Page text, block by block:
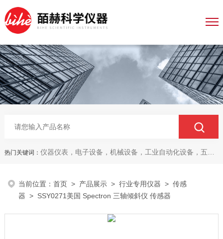
热门关键词： 仪器仪表，电子设备，机械设备，工业自动化设备，五金产品，电线电缆，金属材料，电子
当前位置：首页 > 产品展示 >行业专用仪器 >传感
器 > SSY0271美国 Spectron 三轴倾斜仪 传感器